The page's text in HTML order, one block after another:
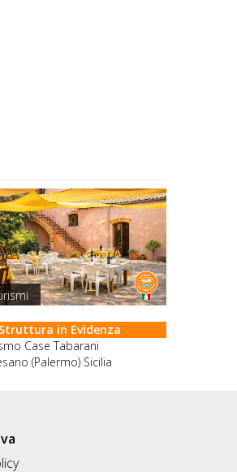
Struttura in Evidenza
Case Tabarani
(Palermo) Sicilia